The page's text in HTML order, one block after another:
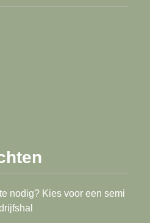
nodig? Kies voor een semi